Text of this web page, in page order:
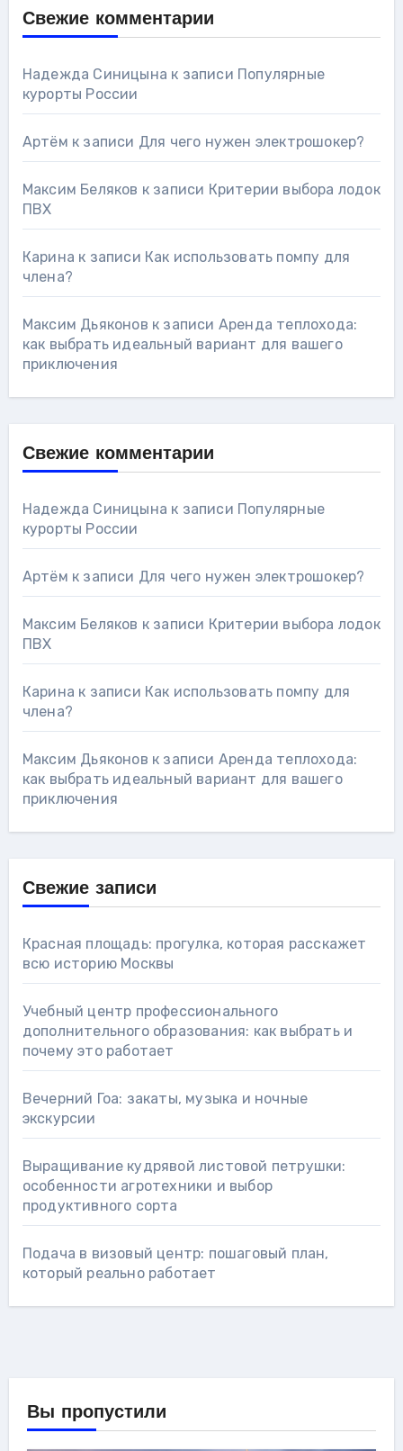
Свежие комментарии
Надежда Синицына к записи Популярные
курорты России
Артём к записи Для чего нужен электрошокер?
Максим Беляков к записи Критерии выбора лодок
ПВХ
Карина к записи Как использовать помпу для
члена?
Максим Дьяконов к записи Аренда теплохода:
как выбрать идеальный вариант для вашего
приключения
Свежие комментарии
Надежда Синицына к записи Популярные
курорты России
Артём к записи Для чего нужен электрошокер?
Максим Беляков к записи Критерии выбора лодок
ПВХ
Карина к записи Как использовать помпу для
члена?
Максим Дьяконов к записи Аренда теплохода:
как выбрать идеальный вариант для вашего
приключения
Свежие записи
Красная площадь: прогулка, которая расскажет
всю историю Москвы
Учебный центр профессионального
дополнительного образования: как выбрать и
почему это работает
Вечерний Гоа: закаты, музыка и ночные
экскурсии
Выращивание кудрявой листовой петрушки:
особенности агротехники и выбор
продуктивного сорта
Подача в визовый центр: пошаговый план,
который реально работает
Вы пропустили